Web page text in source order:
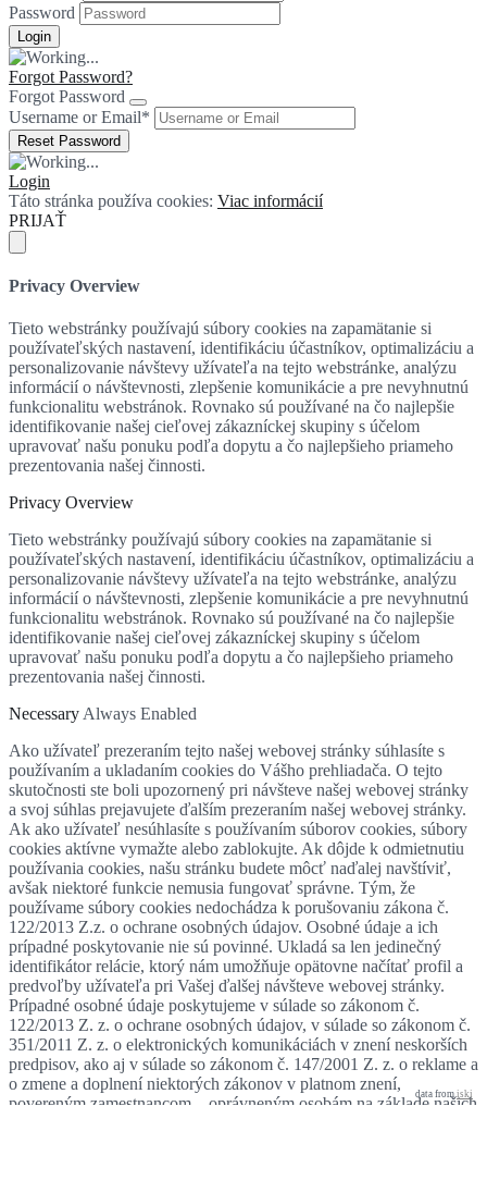
data fromiski
Password
Forgot Password?
Forgot Password
Username or Email*
Login
Táto stránka používa cookies: Viac informácií
PRIJAŤ
Privacy Overview
Tieto webstránky používajú súbory cookies na zapamätanie si
používateľských nastavení, identifikáciu účastníkov, optimalizáciu a
personalizovanie návštevy užívateľa na tejto webstránke, analýzu
informácií o návštevnosti, zlepšenie komunikácie a pre nevyhnutnú
funkcionalitu webstránok. Rovnako sú používané na čo najlepšie
identifikovanie našej cieľovej zákazníckej skupiny s účelom
upravovať našu ponuku podľa dopytu a čo najlepšieho priameho
prezentovania našej činnosti.
Privacy Overview
Tieto webstránky používajú súbory cookies na zapamätanie si
používateľských nastavení, identifikáciu účastníkov, optimalizáciu a
personalizovanie návštevy užívateľa na tejto webstránke, analýzu
informácií o návštevnosti, zlepšenie komunikácie a pre nevyhnutnú
funkcionalitu webstránok. Rovnako sú používané na čo najlepšie
identifikovanie našej cieľovej zákazníckej skupiny s účelom
upravovať našu ponuku podľa dopytu a čo najlepšieho priameho
prezentovania našej činnosti.
Necessary Always Enabled
Ako užívateľ prezeraním tejto našej webovej stránky súhlasíte s
používaním a ukladaním cookies do Vášho prehliadača. O tejto
skutočnosti ste boli upozornený pri návšteve našej webovej stránky
a svoj súhlas prejavujete ďalším prezeraním našej webovej stránky.
Ak ako užívateľ nesúhlasíte s používaním súborov cookies, súbory
cookies aktívne vymažte alebo zablokujte. Ak dôjde k odmietnutiu
používania cookies, našu stránku budete môcť naďalej navštíviť,
avšak niektoré funkcie nemusia fungovať správne. Tým, že
používame súbory cookies nedochádza k porušovaniu zákona č.
122/2013 Z.z. o ochrane osobných údajov. Osobné údaje a ich
prípadné poskytovanie nie sú povinné. Ukladá sa len jedinečný
identifikátor relácie, ktorý nám umožňuje opätovne načítať profil a
predvoľby užívateľa pri Vašej ďalšej návšteve webovej stránky.
Prípadné osobné údaje poskytujeme v súlade so zákonom č.
122/2013 Z. z. o ochrane osobných údajov, v súlade so zákonom č.
351/2011 Z. z. o elektronických komunikáciách v znení neskorších
predpisov, ako aj v súlade so zákonom č. 147/2001 Z. z. o reklame a
o zmene a doplnení niektorých zákonov v platnom znení,
povereným zamestnancom – oprávneným osobám na základe našich